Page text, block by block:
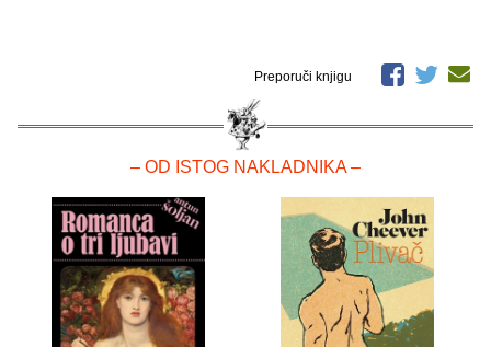
Preporuči knjigu
– OD ISTOG NAKLADNIKA –